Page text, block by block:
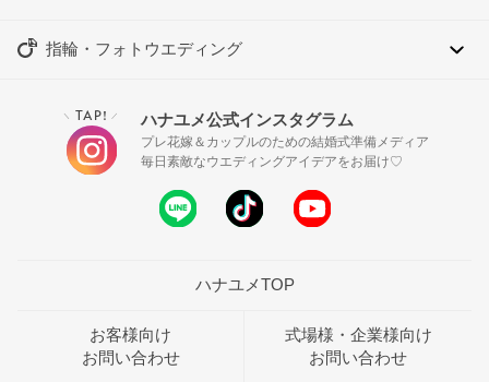
指輪・フォトウエディング
＼ TAP! ／ ハナユメ公式インスタグラム
プレ花嫁＆カップルのための結婚式準備メディア
毎日素敵なウエディングアイデアをお届け♡
ハナユメTOP
お客様向け
お問い合わせ
式場様・企業様向け
お問い合わせ